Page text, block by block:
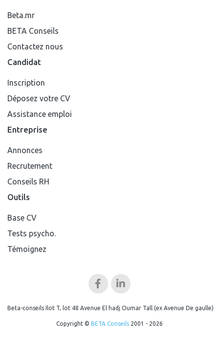
Beta.mr
BETA Conseils
Contactez nous
Candidat
Inscription
Déposez votre CV
Assistance emploi
Entreprise
Annonces
Recrutement
Conseils RH
Outils
Base CV
Tests psycho.
Témoignez
Beta-conseils Ilot T, lot 48 Avenue El hadj Oumar Tall (ex Avenue De gaulle)
Copyright © BETA Conseils 2001 - 2026